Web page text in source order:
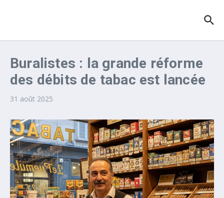
Buralistes : la grande réforme
des débits de tabac est lancée
31 août 2025